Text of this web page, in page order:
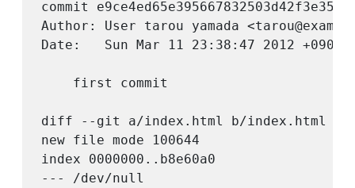
commit
Author: User tarou yamada
Date:   Sun Mar 11 23:38:47 2012 +0900
    first commit
diff --git a/index.html b/index.html
new file mode 100644
index 0000000..b8e60a0
--- /dev/null